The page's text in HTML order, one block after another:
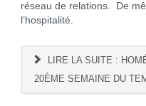
réseau de relations. De
l’hospitalité.
LIRE LA SUITE :
20ÈME SEMAINE DU